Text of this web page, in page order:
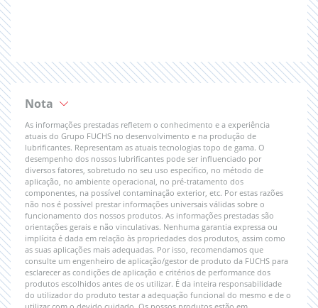
Nota
As informações prestadas refletem o conhecimento e a experiência
atuais do Grupo FUCHS no desenvolvimento e na produção de
lubrificantes. Representam as atuais tecnologias topo de gama. O
desempenho dos nossos lubrificantes pode ser influenciado por
diversos fatores, sobretudo no seu uso específico, no método de
aplicação, no ambiente operacional, no pré-tratamento dos
componentes, na possível contaminação exterior, etc. Por estas razões
não nos é possível prestar informações universais válidas sobre o
funcionamento dos nossos produtos. As informações prestadas são
orientações gerais e não vinculativas. Nenhuma garantia expressa ou
implícita é dada em relação às propriedades dos produtos, assim como
as suas aplicações mais adequadas. Por isso, recomendamos que
consulte um engenheiro de aplicação/gestor de produto da FUCHS para
esclarecer as condições de aplicação e critérios de performance dos
produtos escolhidos antes de os utilizar. É da inteira responsabilidade
do utilizador do produto testar a adequação funcional do mesmo e de o